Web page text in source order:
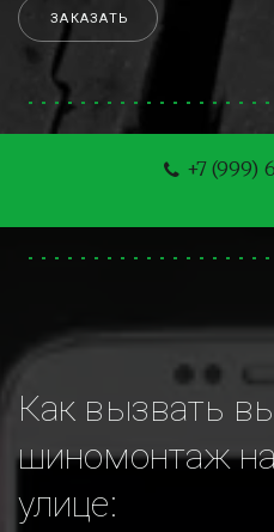
ЗАКАЗАТЬ
+7 (999)
Как вызвать
шиномонтаж
улице: